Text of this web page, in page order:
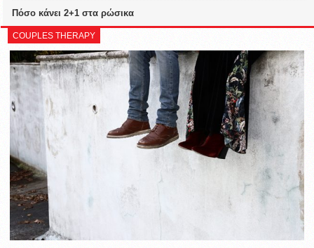
Πόσο κάνει 2+1 στα ρώσικα
COUPLES THERAPY